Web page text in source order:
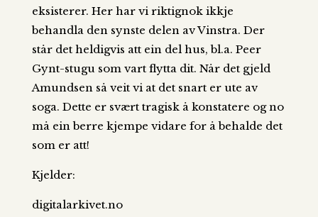
eksisterer. Her har vi riktignok ikkje
behandla den synste delen av Vinstra. Der
står det heldigvis att ein del hus, bl.a. Peer
Gynt-stugu som vart flytta dit. Når det gjeld
Amundsen så veit vi at det snart er ute av
soga. Dette er svært tragisk å konstatere og no
må ein berre kjempe vidare for å behalde det
som er att!
Kjelder:
digitalarkivet.no